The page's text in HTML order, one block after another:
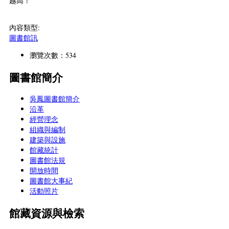
內容類型:
圖書館訊
瀏覽次數：534
圖書館簡介
吳鳳圖書館簡介
沿革
經營理念
組織與編制
建築與設施
館藏統計
圖書館法規
開放時間
圖書館大事紀
活動照片
館藏資源與檢索